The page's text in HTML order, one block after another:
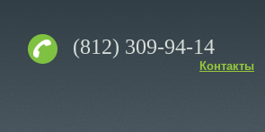
(812) 309-94-14
Контакты